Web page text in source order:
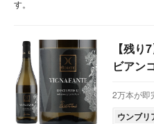
す。
【残
ビアン
2万本が即
ウンブリ